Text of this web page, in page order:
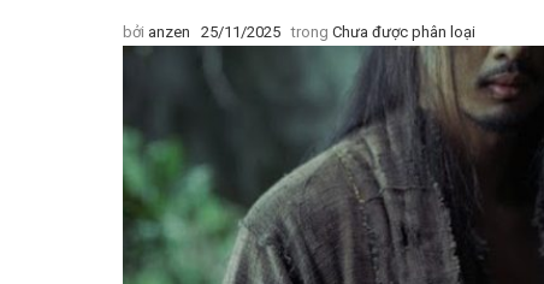
bởi anzen 25/11/2025 trong Chưa được phân loại